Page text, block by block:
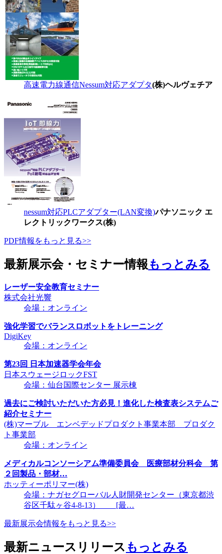
高速電力線通信Nessum対応アダプタ(株)ヘルヴェチア
nessum対応PLCアダプター(LAN変換)パナソニック エ
レクトリックワークス(株)
PDF情報をもっと見る>>
最新展示会・セミナー情報もっとみる
レーザー安全教育セミナー
株式会社光響
会場：オンライン
強化学習でバランスロボットをトレーニング
DigiKey
会場：オンライン
第23回 日本加速器学会年会
日本スウェージロックFST
会場：仙台国際センター 展示棟
過去にご検討いただいた方必見！進化した検査表システムご
紹介セミナー
(株)マーブル エンベデッドプロダクト事業本部 プロダク
ト事業部
会場：オンライン
メディカルコンソーシアム準備委員会 医療部材分科会 第
２回製品・部材…
ホッティーポリマー(株)
会場：ナガセグローバル人財開発センター（東京都渋
谷区千駄ヶ谷4-8-13） [最…
最新展示会情報をもっと見る>>
最新ニュースリリース もっとみる